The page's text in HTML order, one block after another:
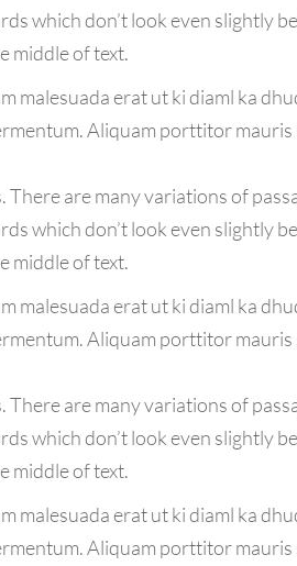
which don’t look even slightly
middle of text.
malesuada erat ut ki diaml ka
Aliquam porttitor mauris
There are many variations of
which don’t look even slightly
middle of text.
malesuada erat ut ki diaml ka
Aliquam porttitor mauris
There are many variations of
which don’t look even slightly
middle of text.
malesuada erat ut ki diaml ka
Aliquam porttitor mauris